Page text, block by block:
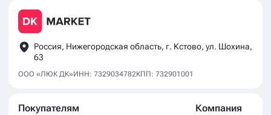
Россия, Нижегородская область, г. Кстово, ул. Шохина,
63
ООО «ЛЮК ДК»ИНН: 7329034782КПП: 732901001
Покупателям Компания